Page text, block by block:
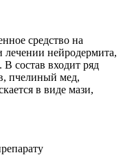
средство на
лечении нейродермита,
В состав входит ряд
пчелиный мед,
в виде мази,